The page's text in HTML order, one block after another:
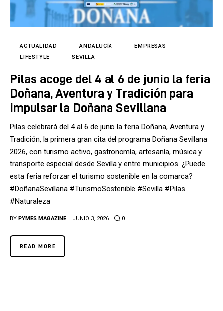
ACTUALIDAD ANDALUCÍA
EMPRESAS
LIFESTYLE
SEVILLA
Pilas acoge del 4 al 6 de junio la feria
Doñana, Aventura y Tradición para
impulsar la Doñana Sevillana
Pilas celebrará del 4 al 6 de junio la feria Doñana, Aventura y
Tradición, la primera gran cita del programa Doñana Sevillana
2026, con turismo activo, gastronomía, artesanía, música y
transporte especial desde Sevilla y entre municipios. ¿Puede
esta feria reforzar el turismo sostenible en la comarca?
#DoñanaSevillana #TurismoSostenible #Sevilla #Pilas
#Naturaleza
BY PYMES MAGAZINE JUNIO 3, 2026 0
READ MORE